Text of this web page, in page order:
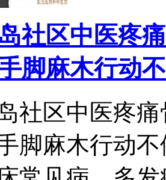
社区中医疼
脚麻木行动不
社区中医疼
脚麻木行动